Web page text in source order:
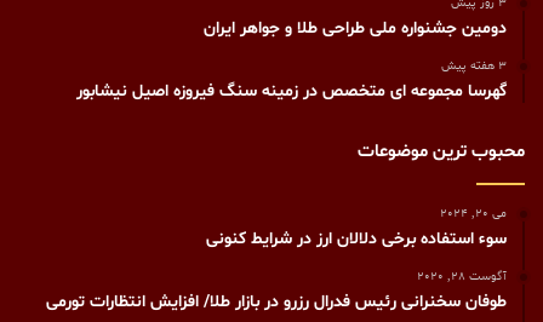
3 روز پیش
دومین جشنواره ملی طراحی طلا و جواهر ایران
3 هفته پیش
گهرسا مجموعه ای متخصص در زمینه سنگ فیروزه اصیل نیشابور
محبوب ترین موضوعات
می 20, 2024
سوء استفاده برخی دلالان ارز در شرایط کنونی
آگوست 28, 2020
طوفان سخنرانی رئیس فدرال رزرو در بازار طلا/ افزایش انتظارات تورمی